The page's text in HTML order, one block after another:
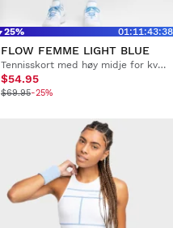
25% 01 :11 :43:37
FLOW FEMME LIGHT BLUE
Tennisskort med høy midje for kvinner
$54.95
$69.95-25%